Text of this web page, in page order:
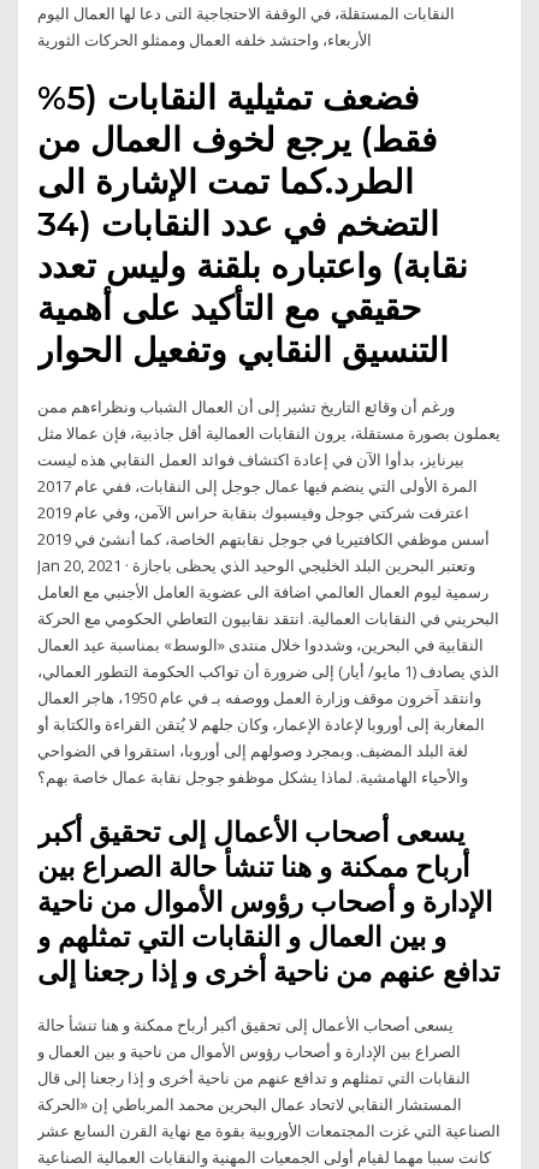
النقابات المستقلة، في الوقفة الاحتجاجية التى دعا لها العمال اليوم
الأربعاء، واحتشد خلفه العمال وممثلو الحركات الثورية
فضعف تمثيلية النقابات (5%
فقط) يرجع لخوف العمال من
الطرد.كما تمت الإشارة الى
التضخم في عدد النقابات (34
نقابة) واعتباره بلقنة وليس تعدد
حقيقي مع التأكيد على أهمية
التنسيق النقابي وتفعيل الحوار
ورغم أن وقائع التاريخ تشير إلى أن العمال الشباب ونظراءهم ممن
يعملون بصورة مستقلة، يرون النقابات العمالية أقل جاذبية، فإن عمالا مثل
بيرنايز، بدأوا الآن في إعادة اكتشاف فوائد العمل النقابي هذه ليست
المرة الأولى التي ينضم فيها عمال جوجل إلى النقابات، ففي عام 2017
اعترفت شركتي جوجل وفيسبوك بنقابة حراس الآمن، وفي عام 2019
أسس موظفي الكافتيريا في جوجل نقابتهم الخاصة، كما أنشئ في 2019
Jan 20, 2021 · وتعتبر البحرين البلد الخليجي الوحيد الذي يحظى باجازة
رسمية ليوم العمال العالمي اضافة الى عضوية العامل الأجنبي مع العامل
البحريني في النقابات العمالية. انتقد نقابيون التعاطي الحكومي مع الحركة
النقابية في البحرين، وشددوا خلال منتدى «الوسط» بمناسبة عيد العمال
الذي يصادف (1 مايو/ أيار) إلى ضرورة أن تواكب الحكومة التطور العمالي،
وانتقد آخرون موقف وزارة العمل ووصفه بـ في عام 1950، هاجر العمال
المغاربة إلى أوروبا لإعادة الإعمار، وكان جلهم لا يُتقن القراءة والكتابة أو
لغة البلد المضيف. وبمجرد وصولهم إلى أوروبا، استقروا في الضواحي
والأحياء الهامشية. لماذا يشكل موظفو جوجل نقابة عمال خاصة بهم؟
يسعى أصحاب الأعمال إلى تحقيق أكبر
أرباح ممكنة و هنا تنشأ حالة الصراع بين
الإدارة و أصحاب رؤوس الأموال من ناحية
و بين العمال و النقابات التي تمثلهم و
تدافع عنهم من ناحية أخرى و إذا رجعنا إلى
يسعى أصحاب الأعمال إلى تحقيق أكبر أرباح ممكنة و هنا تنشأ حالة
الصراع بين الإدارة و أصحاب رؤوس الأموال من ناحية و بين العمال و
النقابات التي تمثلهم و تدافع عنهم من ناحية أخرى و إذا رجعنا إلى قال
المستشار النقابي لاتحاد عمال البحرين محمد المرباطي إن «الحركة
الصناعية التي غزت المجتمعات الأوروبية بقوة مع نهاية القرن السابع عشر
كانت سببا مهما لقيام أولى الجمعيات المهنية والنقابات العمالية الصناعية